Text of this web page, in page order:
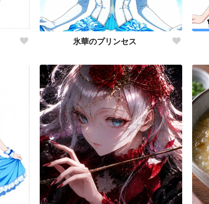
氷華のプリンセス